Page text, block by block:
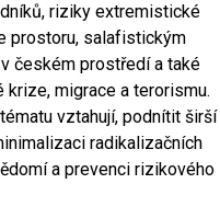
riziky extremistické
prostoru, salafistickým
českém prostředí a také
migrace a terorismu.
vztahují, podnítit širší
radikalizačních
a prevenci rizikového